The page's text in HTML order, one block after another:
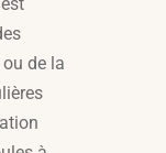
de la